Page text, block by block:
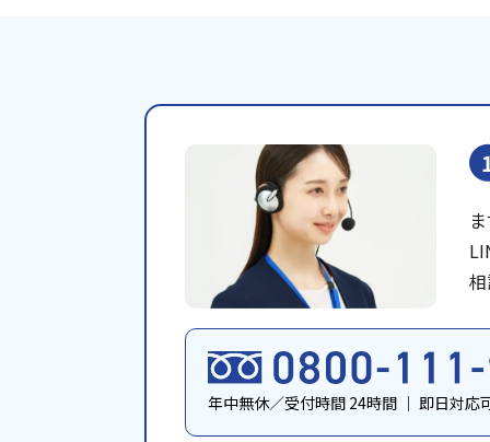
年中無休／受付時間 24時間 ｜ 即日対応